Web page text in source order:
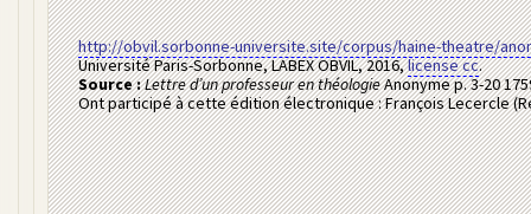
http://obvil.sorbonne-universite.site/corpus/haine-theatre/
Université Paris-Sorbonne, LABEX OBVIL,2016,license cc.
Source :Lettre d’un professeur en théologieAnonymep. 3-20
Ont participé à cette édition électronique :François Lecercle